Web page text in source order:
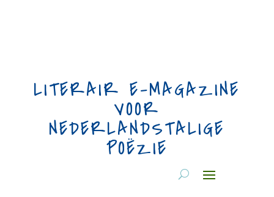
LITERAIR E-MAGAZINE
VOOR
NEDERLANDSTALIGE
POËZIE